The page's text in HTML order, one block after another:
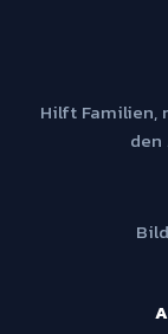
Hilft Familien,
den